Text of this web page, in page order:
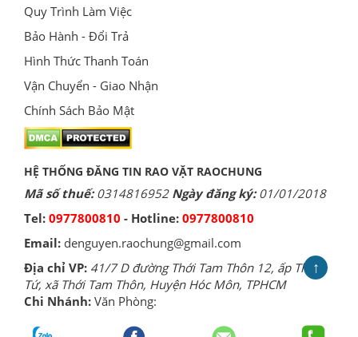
Quy Trình Làm Việc
Bảo Hành - Đổi Trả
Hình Thức Thanh Toán
Vận Chuyển - Giao Nhận
Chính Sách Bảo Mật
HỆ THỐNG ĐĂNG TIN RAO VẶT RAOCHUNG
Mã số thuế:0314816952Ngày đăng ký:01/01/2018
Tel: 0977800810 - Hotline: 0977800810
Email: denguyen.raochung@gmail.com
Địa chỉ VP: 41/7 D đường Thới Tam Thôn 12, ấp Thới
Tứ, xã Thới Tam Thôn, Huyện Hóc Môn, TPHCM
Chi Nhánh: Văn Phòng:
↑